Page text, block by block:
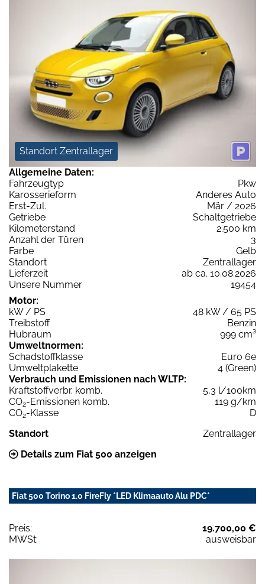
Standort Zentrallager
Allgemeine Daten:
Fahrzeugtyp
Pkw
Karosserieform
Anderes Auto
Erst-Zul.
Mär / 2026
Getriebe
Schaltgetriebe
Kilometerstand
2.500 km
Anzahl der Türen
3
Farbe
Gelb
Standort
Zentrallager
Lieferzeit
ab ca. 10.08.2026
Unsere Nummer
19454
Motor:
kW / PS
48 kW / 65 PS
Treibstoff
Benzin
Hubraum
999 cm³
Umweltnormen:
Schadstoffklasse
Euro 6e
Umweltplakette
4 (Green)
Verbrauch und Emissionen nach WLTP:
Kraftstoffverbr. komb.
5,3 l/100km
CO2-Emissionen komb.
119 g/km
CO2-Klasse
D
Standort
Zentrallager
Details zum Fiat 500 anzeigen
Fiat 500 Torino 1.0 FireFly *LED Klimaauto Alu PDC*
Preis:
19.700,00 €
MWSt:
ausweisbar